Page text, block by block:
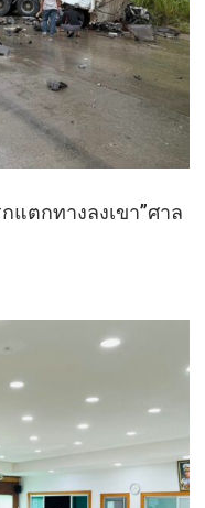
แตกทางลงเขา”ศาล